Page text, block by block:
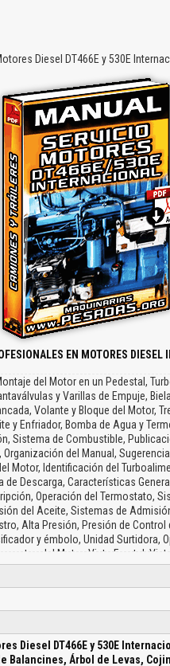
Diesel DT466E y 530E
EN MOTORES
del Motor en un Pedestal,
y Varillas de Empuje,
Volante y Bloque del Motor,
y Enfriador, Bomba de Agua y
Sistema de Combustible,
del Manual,
Motor, Identificación del
de Descarga, Características
Operación del Termostato,
del Aceite, Sistemas de
Alta Presión, Presión de
y émbolo, Unidad Surtidora,
del Motor, Vista Frontal,
Especiales, Herramientas
Retiro del Filtro de Aceite, Retiro
del Motor en un Pedestal, Vistas
con Compuerta de
antes del Desarme, Inspección
Turbina y del Compresor, Re
Resortes de las Válvulas,
Diesel DT466E y 530E
Balancines, Árbol de Levas,